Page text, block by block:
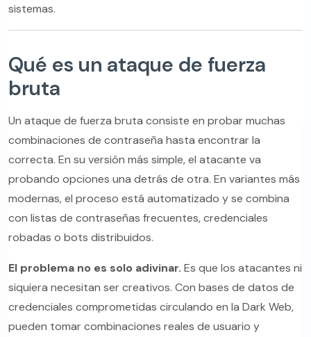
sistemas.
Qué es un ataque de fuerza
bruta
Un ataque de fuerza bruta consiste en probar muchas
combinaciones de contraseña hasta encontrar la
correcta. En su versión más simple, el atacante va
probando opciones una detrás de otra. En variantes más
modernas, el proceso está automatizado y se combina
con listas de contraseñas frecuentes, credenciales
robadas o bots distribuidos.
El problema no es solo adivinar. Es que los atacantes ni
siquiera necesitan ser creativos. Con bases de datos de
credenciales comprometidas circulando en la Dark Web,
pueden tomar combinaciones reales de usuario y